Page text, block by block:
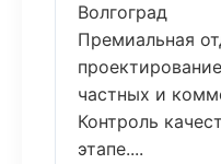
Волгоград
Премиальная
частных и
Контроль
этапе....